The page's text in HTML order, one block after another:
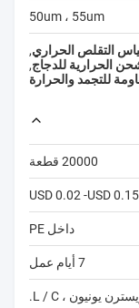
50um ، 55um
التقلص الحراري,
الحرارية للدجاج,
للتجمد والحرارة
20000 قطعة
USD 0.02 -USD 0.15
داخل PE
7 أيام عمل